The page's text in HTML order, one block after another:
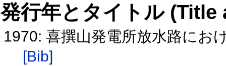
発行年とタイトル
1970: 喜撰山発電所放水路にお
[Bib]